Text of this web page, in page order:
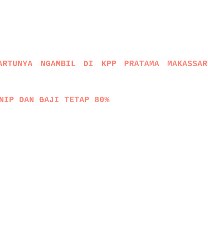
NGAMBIL DI KPP PRATAMA MAKASSAR
DAN GAJI TETAP 80%